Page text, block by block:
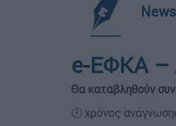
e-ΕΦΚΑ –
Θα καταβληθούν
🕛 χρόνος